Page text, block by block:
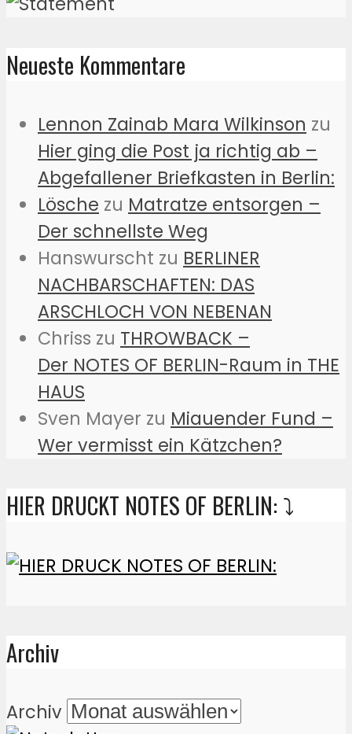
Neueste Kommentare
Lennon Zainab Mara Wilkinson zu
Hier ging die Post ja richtig ab –
Abgefallener Briefkasten in Berlin:
Lösche zu Matratze entsorgen –
Der schnellste Weg
Hanswurscht zu BERLINER
NACHBARSCHAFTEN: DAS
ARSCHLOCH VON NEBENAN
Chriss zu THROWBACK –
Der NOTES OF BERLIN-Raum in THE
HAUS
Sven Mayer zu Miauender Fund –
Wer vermisst ein Kätzchen?
HIER DRUCKT NOTES OF BERLIN: ⤵️
Archiv
Archiv